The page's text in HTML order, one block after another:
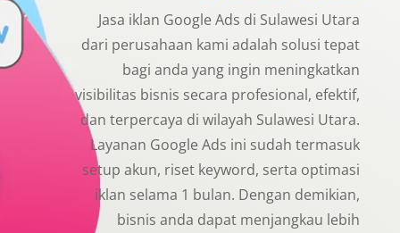
Jasa iklan Google Ads di Sulawesi Utara
dari perusahaan kami adalah solusi tepat
bagi anda yang ingin meningkatkan
visibilitas bisnis secara profesional, efektif,
dan terpercaya di wilayah Sulawesi Utara.
Layanan Google Ads ini sudah termasuk
setup akun, riset keyword, serta optimasi
iklan selama 1 bulan. Dengan demikian,
bisnis anda dapat menjangkau lebih